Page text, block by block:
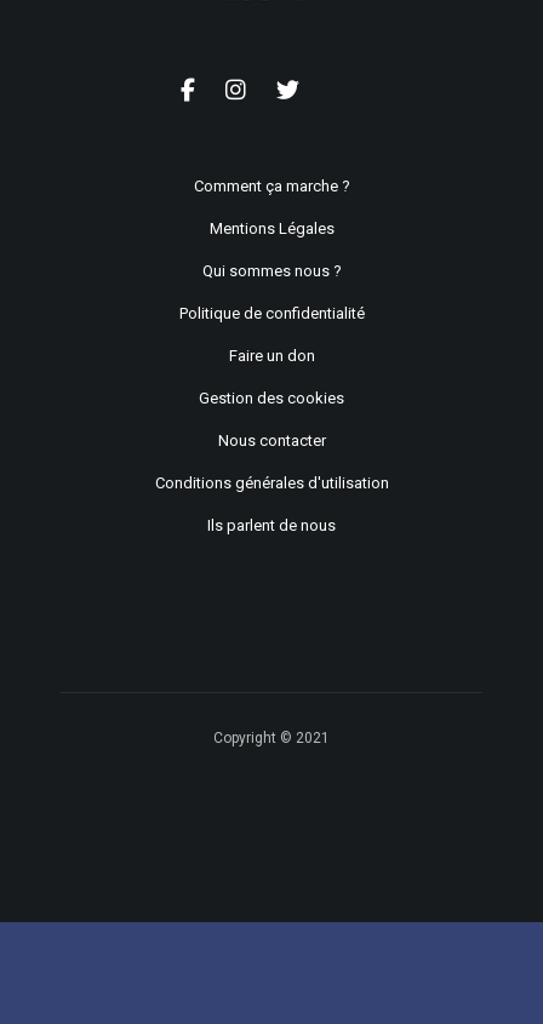
Comment ça marche ?
Mentions Légales
Qui sommes nous ?
Politique de confidentialité
Faire un don
Gestion des cookies
Nous contacter
Conditions générales d'utilisation
Ils parlent de nous
Copyright © 2021